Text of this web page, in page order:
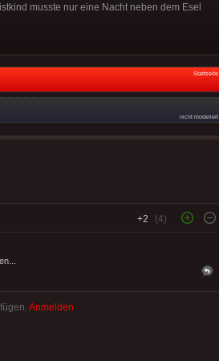
musste nur eine Nacht neben dem Esel
Startseite
nicht moderiert
+2 (4)
Anmelden